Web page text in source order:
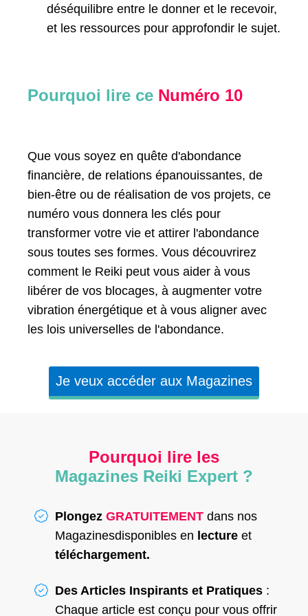
déséquilibre entre le donner et le recevoir,
et les ressources pour approfondir le sujet.
Pourquoi lire ce Numéro 10
Que vous soyez en quête d'abondance
financière, de relations épanouissantes, de
bien-être ou de réalisation de vos projets, ce
numéro vous donnera les clés pour
transformer votre vie et attirer l'abondance
sous toutes ses formes. Vous découvrirez
comment le Reiki peut vous aider à vous
libérer de vos blocages, à augmenter votre
vibration énergétique et à vous aligner avec
les lois universelles de l'abondance.
Je veux accéder aux Magazines
Pourquoi lire les
Magazines Reiki Expert ?
Plongez GRATUITEMENT dans nos
Magazinesdisponibles en lecture et
téléchargement.
Des Articles Inspirants et Pratiques :
Chaque article est conçu pour vous offrir